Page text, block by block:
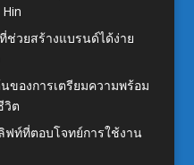
ช่วยสร้างแบรนด์ได้ง่าย
ของการเตรียมความพร้อม
วิต
ฟท์ที่ตอบโจทย์การใช้งาน